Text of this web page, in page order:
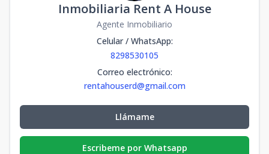
Inmobiliaria Rent A House
Agente Inmobiliario
Celular / WhatsApp:
8298530105
Correo electrónico:
rentahouserd@gmail.com
Llámame
Escribeme por Whatsapp